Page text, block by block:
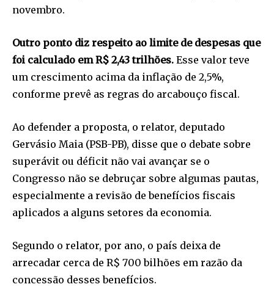
novembro.
Outro ponto diz respeito ao limite de despesas que
foi calculado em R$ 2,43 trilhões. Esse valor teve
um crescimento acima da inflação de 2,5%,
conforme prevê as regras do arcabouço fiscal.
Ao defender a proposta, o relator, deputado
Gervásio Maia (PSB-PB), disse que o debate sobre
superávit ou déficit não vai avançar se o
Congresso não se debruçar sobre algumas pautas,
especialmente a revisão de benefícios fiscais
aplicados a alguns setores da economia.
Segundo o relator, por ano, o país deixa de
arrecadar cerca de R$ 700 bilhões em razão da
concessão desses benefícios.